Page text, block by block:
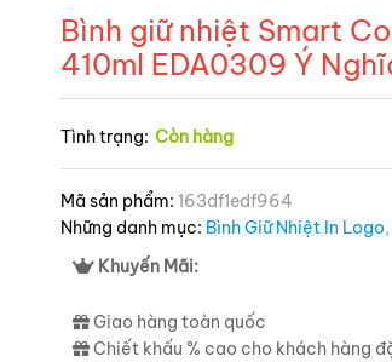
Bình giữ nhiệt Smart
410ml EDA0309 Ý
Tình trạng: Còn hàng
Mã sản phẩm: 163df1edf964
Những danh mục: Bình Giữ Nhiệt In Logo,
Khuyến Mãi:
Giao hàng toàn quốc
Chiết khấu % cao cho khách hàng